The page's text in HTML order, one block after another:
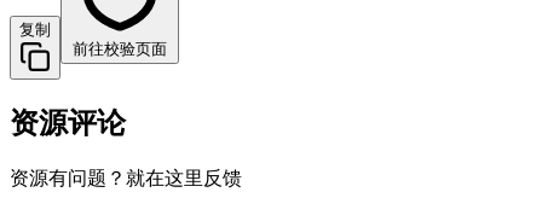
复制
前往校验页面
资源评论
资源有问题？就在这里反馈